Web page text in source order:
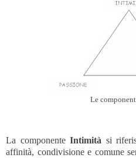
Le
La componente Intimità si
affinità, condivisione e comune